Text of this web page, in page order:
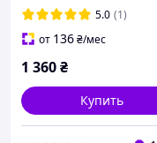
5.0 (1)
от 136₴/мес
1 360₴
Купить